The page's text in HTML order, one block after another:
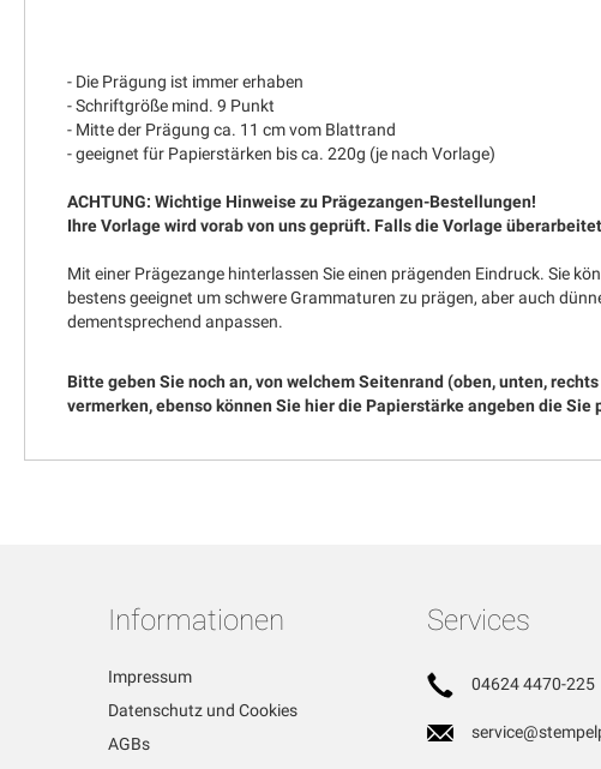
- Die Prägung ist immer erhaben
- Schriftgröße mind. 9 Punkt
- Mitte der Prägung ca. 11 cm vom Blattrand
- geeignet für Papierstärken bis ca. 220g (je nach Vorlage)
ACHTUNG: Wichtige Hinweise zu Prägezangen-Bestellungen!
Ihre Vorlage wird vorab von uns geprüft. Falls die Vorlage
Mit einer Prägezange hinterlassen Sie einen prägenden Eindruck. Sie
bestens geeignet um schwere Grammaturen zu prägen, aber auch
dementsprechend anpassen.
Bitte geben Sie noch an, von welchem Seitenrand (oben, unten,
vermerken, ebenso können Sie hier die Papierstärke angeben die Sie
Informationen
Impressum
Datenschutz und Cookies
AGBs
Services
04624 4470-225